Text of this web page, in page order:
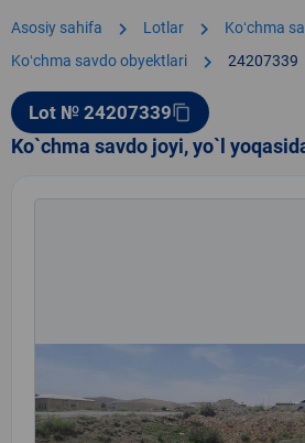
Asosiy sahifa chevron_right Lotlar chevron_right Koʻchma
Koʻchma savdo obyektlari chevron_right 24207339
Lot № 24207339content_copy
Ko`chma savdo joyi, yo`l